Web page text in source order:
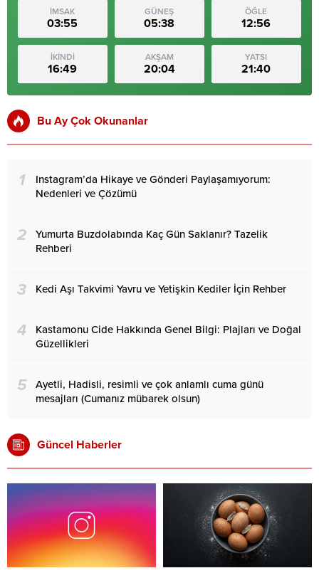
İMSAK
03:55
GÜNEŞ
05:38
ÖĞLE
12:56
İKİNDİ
16:49
AKŞAM
20:04
YATSI
21:40
Bu Ay Çok Okunanlar
1
Instagram’da Hikaye ve Gönderi Paylaşamıyorum:
Nedenleri ve Çözümü
2
Yumurta Buzdolabında Kaç Gün Saklanır? Tazelik
Rehberi
3 Kedi Aşı Takvimi Yavru ve Yetişkin Kediler İçin Rehber
4
Kastamonu Cide Hakkında Genel Bilgi: Plajları ve Doğal
Güzellikleri
5
Ayetli, Hadisli, resimli ve çok anlamlı cuma günü
mesajları (Cumanız mübarek olsun)
Güncel Haberler